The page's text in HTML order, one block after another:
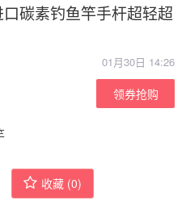
碳素钓鱼竿手杆超轻超
01月30日 14:26
领券抢购
收藏 (0)